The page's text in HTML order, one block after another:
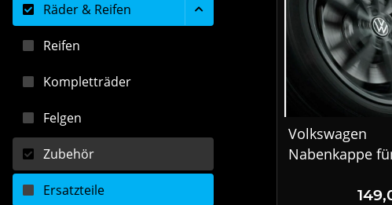
Volkswagen
Nabenkappe
Logo im
Räder & Reifen
Reifen
Kompletträder
Felgen
Zubehör
Ersatzteile